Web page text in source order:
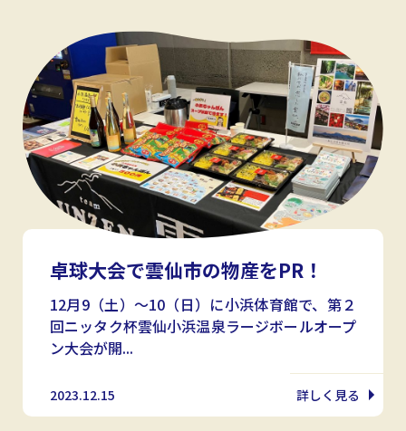
卓球大会で雲仙市の物産をPR！
12月9（土）～10（日）に小浜体育館で、第２
回ニッタク杯雲仙小浜温泉ラージボールオープ
ン大会が開...
2023.12.15 詳しく見る